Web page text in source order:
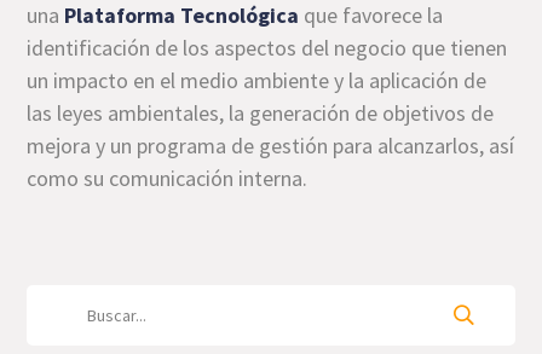
una Plataforma Tecnológica que favorece la
identificación de los aspectos del negocio que tienen
un impacto en el medio ambiente y la aplicación de
las leyes ambientales, la generación de objetivos de
mejora y un programa de gestión para alcanzarlos, así
como su comunicación interna.